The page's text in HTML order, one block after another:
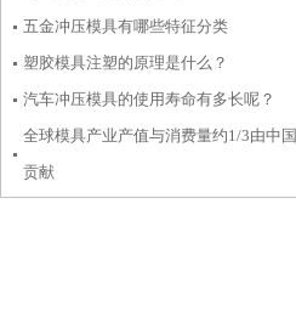
五金冲压模具有哪些特征分类
塑胶模具注塑的原理是什么？
汽车冲压模具的使用寿命有多长呢？
全球模具产业产值与消费量约1/3由中国
贡献